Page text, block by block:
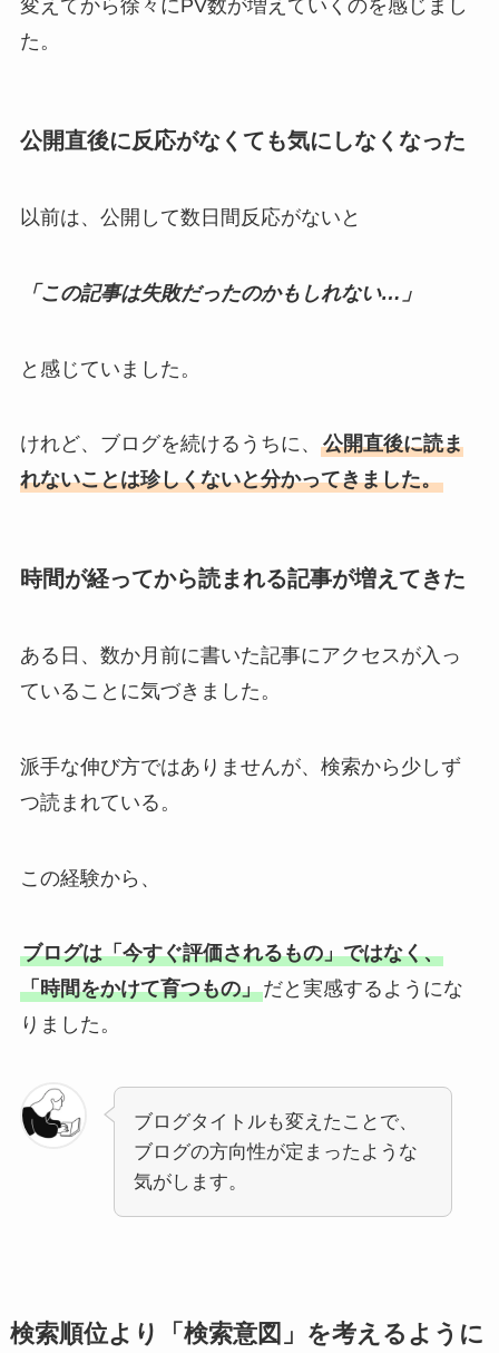
変えてから徐々にPV数が増えていくのを感じまし
た。
公開直後に反応がなくても気にしなくなった
以前は、公開して数日間反応がないと
「この記事は失敗だったのかもしれない…」
と感じていました。
けれど、ブログを続けるうちに、 公開直後に読ま
れないことは珍しくないと分かってきました。
時間が経ってから読まれる記事が増えてきた
ある日、数か月前に書いた記事にアクセスが入っ
ていることに気づきました。
派手な伸び方ではありませんが、検索から少しず
つ読まれている。
この経験から、
ブログは「今すぐ評価されるもの」ではなく、
「時間をかけて育つもの」だと実感するようにな
りました。
ブログタイトルも変えたことで、
ブログの方向性が定まったような
気がします。
検索順位より「検索意図」を考えるように